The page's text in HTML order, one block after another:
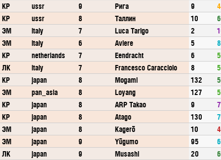
КР
ussr 9 Рига 9
КР
ussr 8 Таллин 10
ЭМ
italy 7 Luca Tarigo 2
ЭМ
italy 6 Aviere 5
КР
netherlands 7 Eendracht 6
ЛК
italy 7 Francesco Caracciolo 8
КР
japan 8 Mogami 132
ЭМ
pan_asia 8 Loyang 127
КР
japan 8 ARP Takao 9
КР
japan 8 Atago 130
ЭМ
japan 8 Kagerō 10
ЭМ
japan 9 Yūgumo 95
ЛК
japan 9 Musashi 20